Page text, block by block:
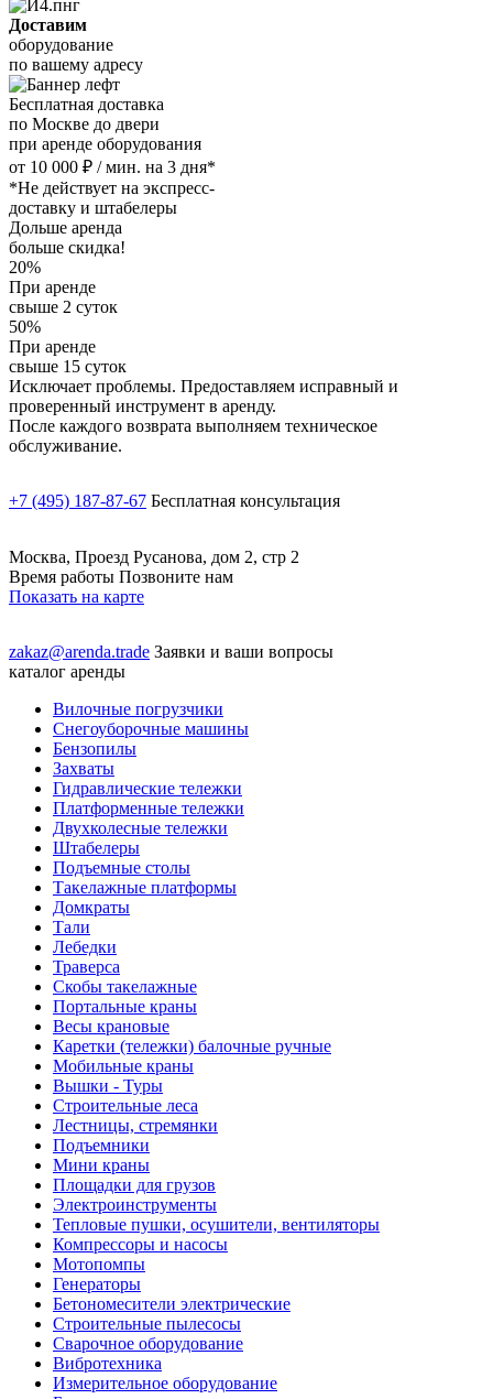
Доставим
оборудование
по вашему адресу
Бесплатная доставка
по Москве до двери
при аренде оборудования
от 10 000 ₽ / мин. на 3 дня*
*Не действует на экспресс-
доставку и штабелеры
Дольше аренда
больше скидка!
20%
При аренде
свыше 2 суток
50%
При аренде
свыше 15 суток
Исключает проблемы. Предоставляем исправный и
проверенный инструмент в аренду.
После каждого возврата выполняем техническое
обслуживание.
+7 (495) 187-87-67 Бесплатная консультация
Москва, Проезд Русанова, дом 2, стр 2
Время работы Позвоните нам
Показать на карте
zakaz@arenda.trade Заявки и ваши вопросы
каталог аренды
Вилочные погрузчики
Снегоуборочные машины
Бензопилы
Захваты
Гидравлические тележки
Платформенные тележки
Двухколесные тележки
Штабелеры
Подъемные столы
Такелажные платформы
Домкраты
Тали
Лебедки
Траверса
Скобы такелажные
Портальные краны
Весы крановые
Каретки (тележки) балочные ручные
Мобильные краны
Вышки - Туры
Строительные леса
Лестницы, стремянки
Подъемники
Мини краны
Площадки для грузов
Электроинструменты
Тепловые пушки, осушители, вентиляторы
Компрессоры и насосы
Мотопомпы
Генераторы
Бетономесители электрические
Строительные пылесосы
Сварочное оборудование
Вибротехника
Измерительное оборудование